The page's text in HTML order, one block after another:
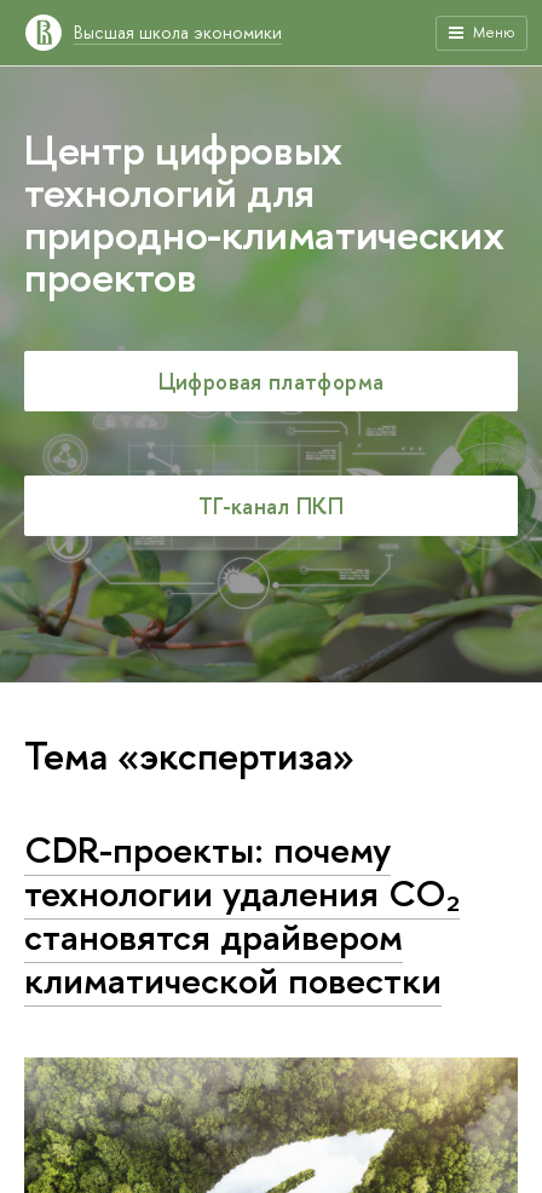
Высшая школа экономики Меню
Центр цифровых
технологий для
природно-климатических
проектов
Цифровая платформа
ТГ-канал ПКП
Тема «экспертиза»
CDR-проекты: почему
технологии удаления CO₂
становятся драйвером
климатической повестки